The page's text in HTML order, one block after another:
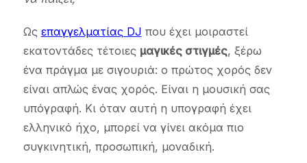
Ως επαγγελματίας DJ που έχει μοιραστεί
εκατοντάδες τέτοιες μαγικές στιγμές, ξέρω
ένα πράγμα με σιγουριά: ο πρώτος χορός δεν
είναι απλώς ένας χορός. Είναι η μουσική σας
υπόγραφή. Κι όταν αυτή η υπογραφή έχει
ελληνικό ήχο, μπορεί να γίνει ακόμα πιο
συγκινητική, προσωπική, μοναδική.